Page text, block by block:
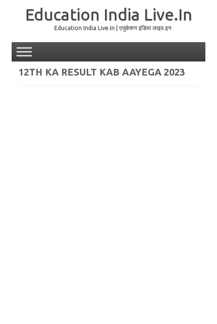
Education India Live.In
Education India Live.In | एजुकेशन इंडिया लाइव.इन
12TH KA RESULT KAB AAYEGA 2023